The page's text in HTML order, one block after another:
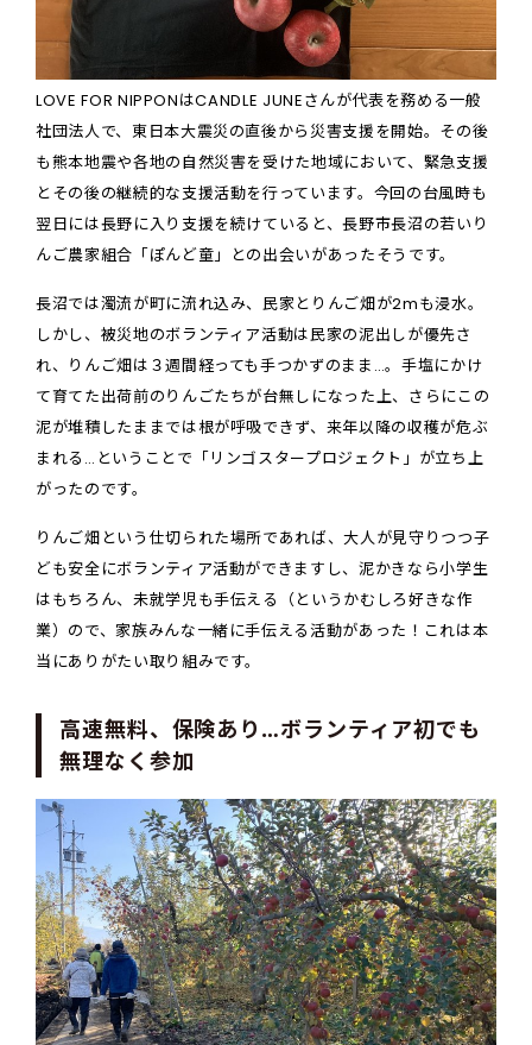
LOVE FOR NIPPONはCANDLE JUNEさんが代表を務める一般
社団法人で、東日本大震災の直後から災害支援を開始。その後
も熊本地震や各地の自然災害を受けた地域において、緊急支援
とその後の継続的な支援活動を行っています。今回の台風時も
翌日には長野に入り支援を続けていると、長野市長沼の若いり
んご農家組合「ぽんど童」との出会いがあったそうです。
長沼では濁流が町に流れ込み、民家とりんご畑が2mも浸水。
しかし、被災地のボランティア活動は民家の泥出しが優先さ
れ、りんご畑は３週間経っても手つかずのまま…。手塩にかけ
て育てた出荷前のりんごたちが台無しになった上、さらにこの
泥が堆積したままでは根が呼吸できず、来年以降の収穫が危ぶ
まれる…ということで「リンゴスタープロジェクト」が立ち上
がったのです。
りんご畑という仕切られた場所であれば、大人が見守りつつ子
ども安全にボランティア活動ができますし、泥かきなら小学生
はもちろん、未就学児も手伝える（というかむしろ好きな作
業）ので、家族みんな一緒に手伝える活動があった！これは本
当にありがたい取り組みです。
高速無料、保険あり…ボランティア初でも
無理なく参加